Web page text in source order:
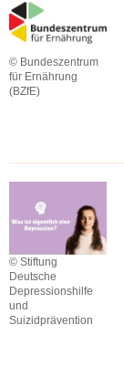
© Bundeszentrum
für Ernährung
(BZfE)
© Stiftung
Deutsche
Depressionshilfe
und
Suizidprävention